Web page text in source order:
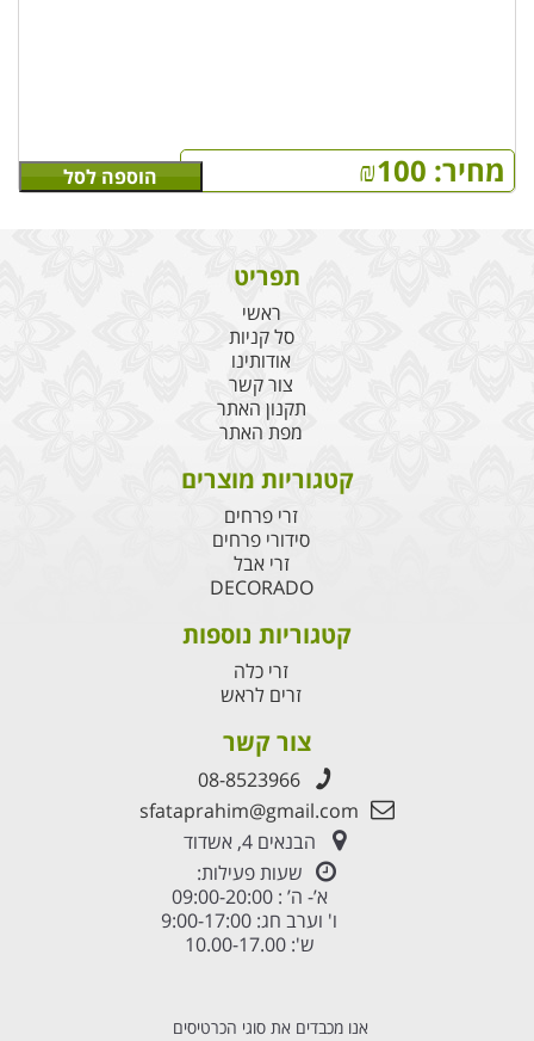
מחיר: ₪100 הוספה לסל
תפריט
ראשי
סל קניות
אודותינו
צור קשר
תקנון האתר
מפת האתר
קטגוריות מוצרים
זרי פרחים
סידורי פרחים
זרי אבל
DECORADO
קטגוריות נוספות
זרי כלה
זרים לראש
צור קשר
08-8523966
sfataprahim@gmail.com
הבנאים 4, אשדוד
שעות פעילות:
א’- ה’ : 09:00-20:00
ו' וערב חג: 9:00-17:00
ש': 10.00-17.00
אנו מכבדים את סוגי הכרטיסים